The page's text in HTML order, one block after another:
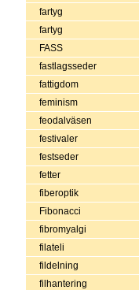
fartyg
fartyg
FASS
fastlagsseder
fattigdom
feminism
feodalväsen
festivaler
festseder
fetter
fiberoptik
Fibonacci
fibromyalgi
filateli
fildelning
filhantering